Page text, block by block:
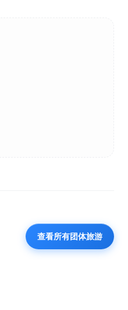
查看所有团体旅游